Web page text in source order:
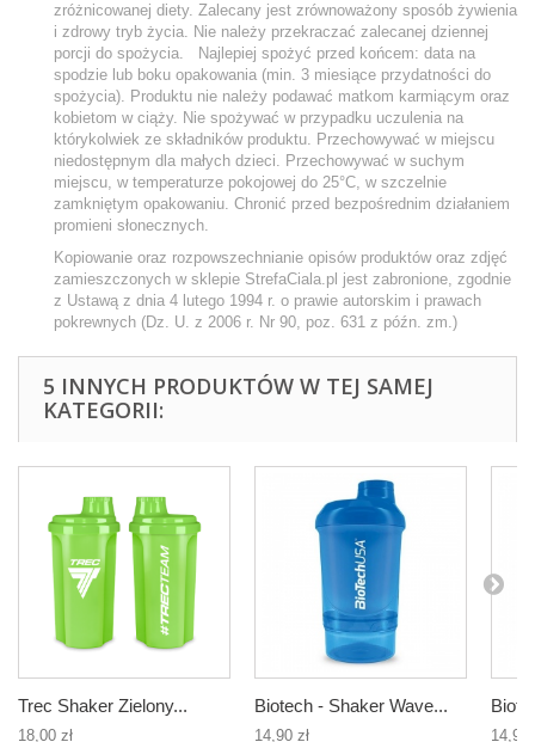
zróżnicowanej diety. Zalecany jest zrównoważony sposób żywienia
i zdrowy tryb życia. Nie należy przekraczać zalecanej dziennej
porcji do spożycia. Najlepiej spożyć przed końcem: data na
spodzie lub boku opakowania (min. 3 miesiące przydatności do
spożycia). Produktu nie należy podawać matkom karmiącym oraz
kobietom w ciąży. Nie spożywać w przypadku uczulenia na
którykolwiek ze składników produktu. Przechowywać w miejscu
niedostępnym dla małych dzieci. Przechowywać w suchym
miejscu, w temperaturze pokojowej do 25°C, w szczelnie
zamkniętym opakowaniu. Chronić przed bezpośrednim działaniem
promieni słonecznych.
Kopiowanie oraz rozpowszechnianie opisów produktów oraz zdjęć
zamieszczonych w sklepie StrefaCiala.pl jest zabronione, zgodnie
z Ustawą z dnia 4 lutego 1994 r. o prawie autorskim i prawach
pokrewnych (Dz. U. z 2006 r. Nr 90, poz. 631 z późn. zm.)
5 INNYCH PRODUKTÓW W TEJ SAMEJ
KATEGORII:
Trec Shaker Zielony...
18,00 zł
Biotech - Shaker Wave...
14,90 zł 14,90